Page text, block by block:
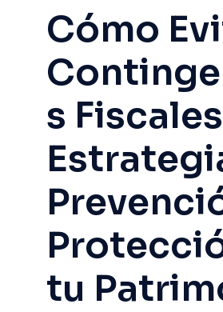
Cómo
s
tu